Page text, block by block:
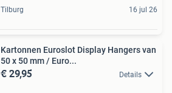
Tilburg 16 jul 26
Kartonnen Euroslot Display Hangers van
50 x 50 mm / Euro...
€ 29,95 Details